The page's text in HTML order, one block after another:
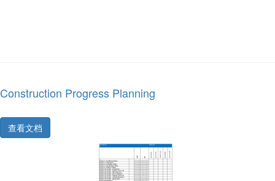
Construction Progress Planning
查看文档